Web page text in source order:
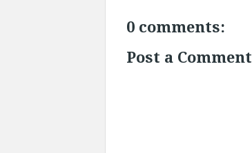
0 comments:
Post a Comment